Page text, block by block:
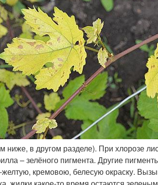
ниже, в другом разделе). При хлорозе
­– зелёного пигмента. Другие
желтую, кремовою, белесую окраску.